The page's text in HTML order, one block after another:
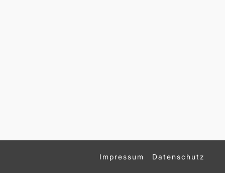
Impressum Datenschutz